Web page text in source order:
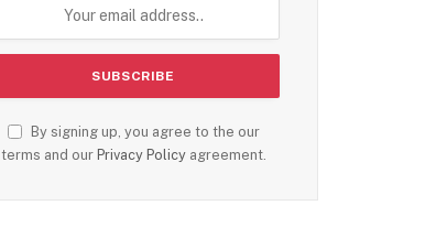
By signing up, you agree to the our
terms and our Privacy Policyagreement.